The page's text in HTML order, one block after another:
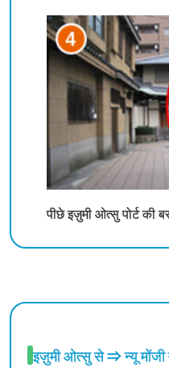
पीछे इज़ुमी ओत्सु पोर्ट की
इज़ुमी ओत्सु से ⇒ न्यू